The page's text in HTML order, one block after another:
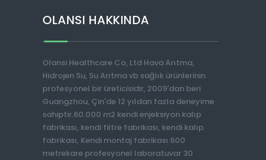
OLANSI HAKKINDA
Olansi Healthcare Co, Ltd Hava Arıtma,
Hidrojen Su, Su Arıtma vb sağlık ürünlerinin
profesyonel bir üreticisidir, 2009'dan beri
Guangzhou, Çin'de 12 yıldan fazla deneyime
sahiptir.60.000 m2 kendi enjeksiyon kalıp
fabrikası, kendi filtre fabrikası, kendi kalıp
fabrikası, Kendi montaj fabrikası 600
metrekare profesyonel laboratuvar 30